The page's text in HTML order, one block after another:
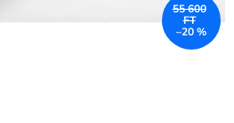
55 600
FT
–20 %